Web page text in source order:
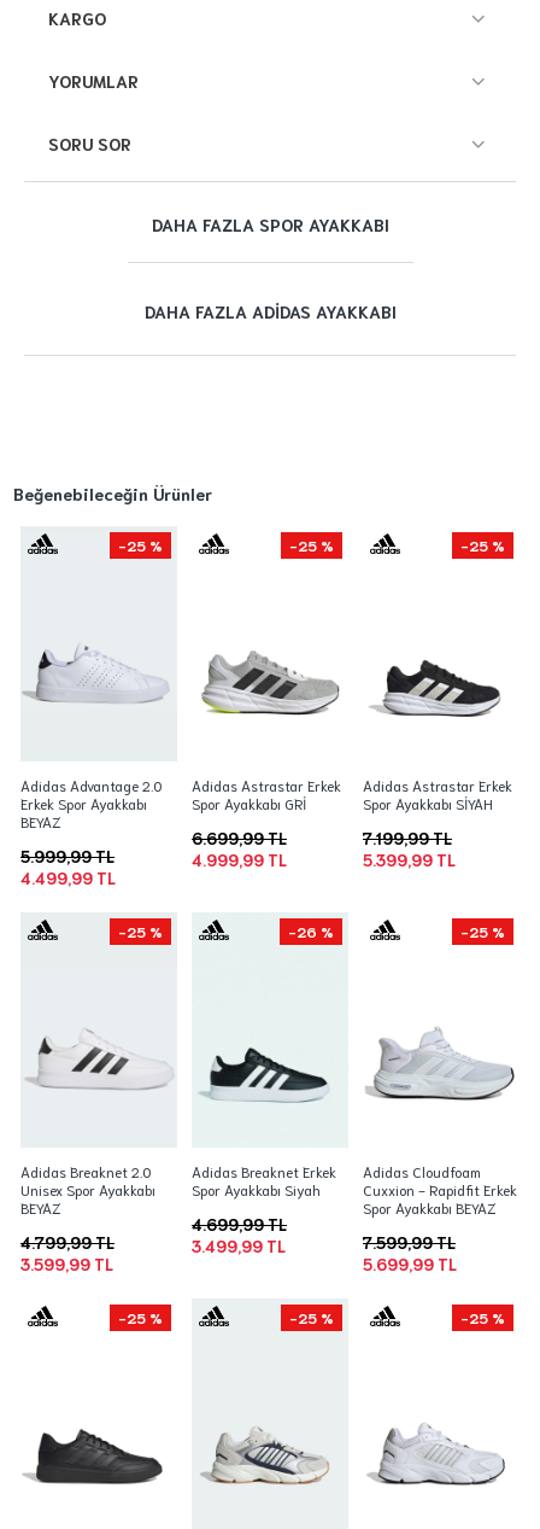
DAHA FAZLA SPOR AYAKKABI
DAHA FAZLA ADIDAS AYAKKABI
KARGO
YORUMLAR
SORU SOR
Beğenebileceğin Ürünler
-25 %
Adidas Advantage 2.0
Erkek Spor Ayakkabı
BEYAZ
4.499,99 TL
5.999,99 TL
-25 %
Adidas Astrastar Erkek
Spor Ayakkabı GRİ
4.999,99 TL
6.699,99 TL
-25 %
Adidas Astrastar Erkek
Spor Ayakkabı SİYAH
5.399,99 TL
7.199,99 TL
-25 %
Adidas Breaknet 2.0
Unisex Spor Ayakkabı
BEYAZ
3.599,99 TL
4.799,99 TL
-26 %
Adidas Breaknet Erkek
Spor Ayakkabı Siyah
3.499,99 TL
4.699,99 TL
-25 %
Adidas Cloudfoam
Cuxxion - Rapidfit Erkek
Spor Ayakkabı BEYAZ
5.699,99 TL
7.599,99 TL
-25 % -25 % -25 %